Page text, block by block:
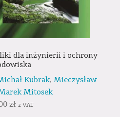
dla inżynierii i ochrony
Kubrak, Mieczysław
Mitosek
zł z VAT